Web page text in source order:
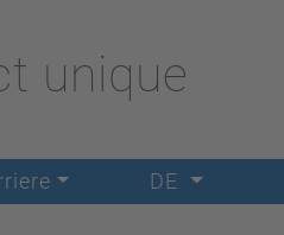
unique
DE